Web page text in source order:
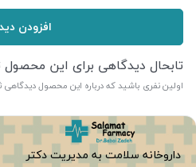
افزودن
تابحال دیدگاهی برای این
اولین نفری باشید که درباره این محصول
داروخانه سلامت به مدیریت دکتر